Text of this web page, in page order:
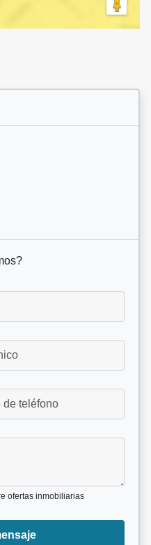
ofertas inmobiliarias